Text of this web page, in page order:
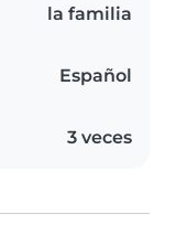
la familia
Español
3 veces